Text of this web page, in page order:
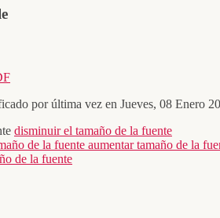
por última vez en Jueves, 08 Enero
disminuir el tamaño de la fuente
aumentar tamaño de la